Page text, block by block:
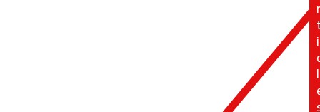
r
i
l